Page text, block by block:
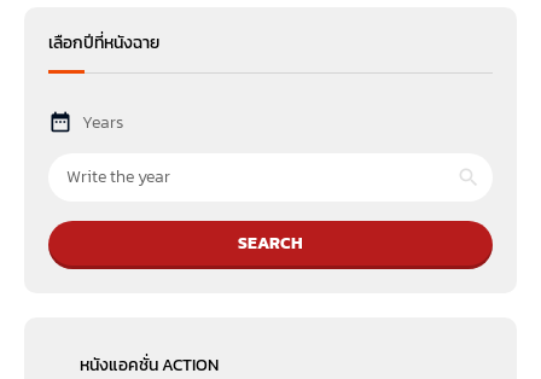
เลือกปีที่หนังฉาย
Years
SEARCH
หนังแอคชั่น ACTION